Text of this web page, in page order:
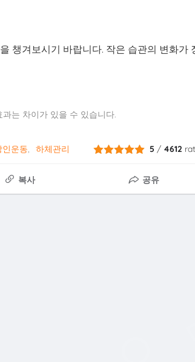
챙겨보시기 바랍니다. 작은 습관의 변화가
는 차이가 있을 수 있습니다.
인운동 하체관리 5 / 4612
복사 공유